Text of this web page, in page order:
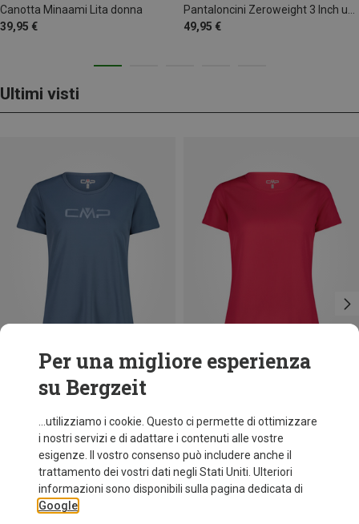
Canotta Minaami Lita donna
39,95 €
49,95 €
Ultimi visti
+11 Taglie
Maglietta funzionale Print donna
Per una migliore esperienza
su Bergzeit
...utilizziamo i cookie. Questo ci permette di ottimizzare
i nostri servizi e di adattare i contenuti alle vostre
esigenze. Il vostro consenso può includere anche il
trattamento dei vostri dati negli Stati Uniti. Ulteriori
informazioni sono disponibili sulla pagina dedicata di
Google